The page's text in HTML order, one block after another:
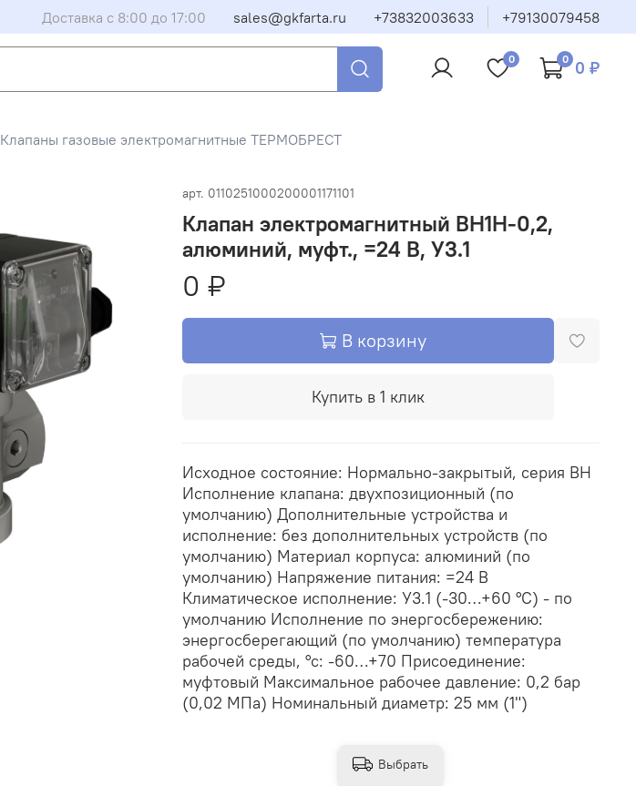
Доставка с 8:00 до 17:00 sales@gkfarta.ru +73832003633 +79130079458
0 0 0 ₽
Клапаны газовые электромагнитные ТЕРМОБРЕСТ
арт. 0110251000200001171101
Клапан электромагнитный ВН1Н-0,2,
алюминий, муфт., =24 В, У3.1
0 ₽
В корзину
Купить в 1 клик
Исходное состояние: Нормально-закрытый, серия ВН
Исполнение клапана: двухпозиционный (по
умолчанию) Дополнительные устройства и
исполнение: без дополнительных устройств (по
умолчанию) Материал корпуса: алюминий (по
умолчанию) Напряжение питания: =24 В
Климатическое исполнение: У3.1 (-30…+60 °С) - по
умолчанию Исполнение по энергосбережению:
энергосберегающий (по умолчанию) температура
рабочей среды, °с: -60…+70 Присоединение:
муфтовый Максимальное рабочее давление: 0,2 бар
(0,02 МПа) Номинальный диаметр: 25 мм (1")
Выбрать